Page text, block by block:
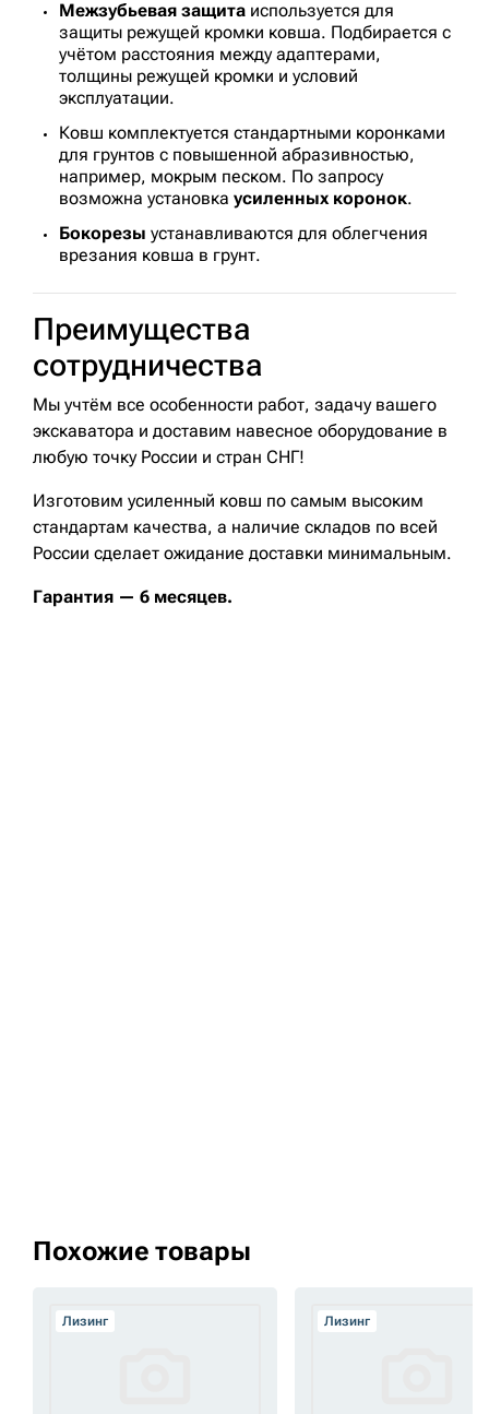
Межзубьевая защита используется для
защиты режущей кромки ковша. Подбирается с
учётом расстояния между адаптерами,
толщины режущей кромки и условий
эксплуатации.
Ковш комплектуется стандартными коронками
для грунтов с повышенной абразивностью,
например, мокрым песком. По запросу
возможна установка усиленных коронок.
Бокорезы устанавливаются для облегчения
врезания ковша в грунт.
Преимущества
сотрудничества
Мы учтём все особенности работ, задачу вашего
экскаватора и доставим навесное оборудование в
любую точку России и стран СНГ!
Изготовим усиленный ковш по самым высоким
стандартам качества, а наличие складов по всей
России сделает ожидание доставки минимальным.
Гарантия — 6 месяцев.
Похожие товары
Лизинг Лизинг